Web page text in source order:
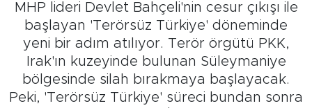
MHP lideri Devlet Bahçeli'nin cesur çıkışı ile
başlayan 'Terörsüz Türkiye' döneminde
yeni bir adım atılıyor. Terör örgütü PKK,
Irak'ın kuzeyinde bulunan Süleymaniye
bölgesinde silah bırakmaya başlayacak.
Peki, 'Terörsüz Türkiye' süreci bundan sonra